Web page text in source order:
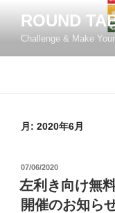
ン
ROUND
Challenge & Make
月: 2020年6月
投
稿
日:
07/06/2020
左利き向け無
開催のお知ら